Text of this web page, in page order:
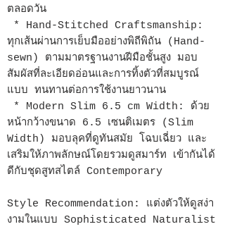
ตลอดวัน
* Hand-Stitched Craftsmanship:
ทุกเส้นผ่านการเย็บมืออย่างพิถีพิถัน (Hand-
sewn) ตามมาตรฐานงานฝีมือชั้นสูง มอบ
สัมผัสที่ละเอียดอ่อนและการทิ้งตัวที่สมบูรณ์
แบบ ทนทานต่อการใช้งานยาวนาน
* Modern Slim 6.5 cm Width: ด้วย
หน้ากว้างขนาด 6.5 เซนติเมตร (Slim
Width) มอบลุคที่ดูทันสมัย โฉบเฉี่ยว และ
เสริมให้ภาพลักษณ์โดยรวมดูสมาร์ท เข้ากันได้
ดีกับชุดสูทสไตล์ Contemporary
Style Recommendation: แต่งตัวให้ดูสง่า
งามในแบบ Sophisticated Naturalist